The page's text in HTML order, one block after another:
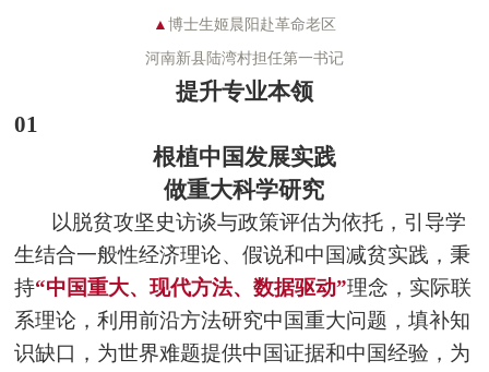
▲ 博士生姬晨阳赴革命老区
河南新县陆湾村担任第一书记
提升专业本领
01
根植中国发展实践
做重大科学研究
以脱贫攻坚史访谈与政策评估为依托，引导学
生结合一般性经济理论、假说和中国减贫实践，秉
持“中国重大、现代方法、数据驱动”理念，实际联
系理论，利用前沿方法研究中国重大问题，填补知
识缺口，为世界难题提供中国证据和中国经验，为